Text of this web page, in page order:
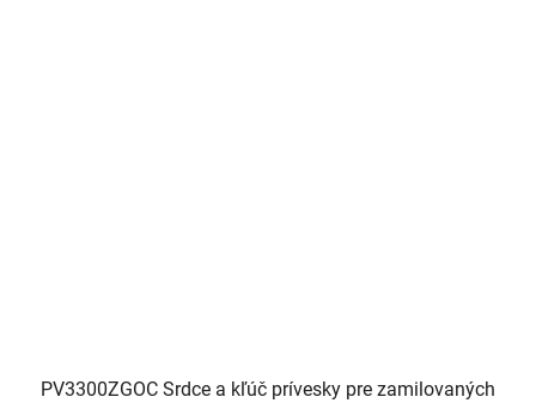
PV3300ZGOC Srdce a kľúč prívesky pre zamilovaných